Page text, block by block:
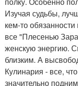
Изучая судьбы,
кем-то
все "Плесенью
женскую энергию.
близким. А
Кулинария - все,
значительно